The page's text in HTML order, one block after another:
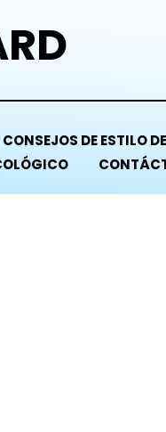
CONSEJOS DE ESTILO